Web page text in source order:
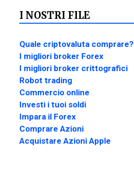
I NOSTRI FILE
Quale criptovaluta comprare?
I migliori broker Forex
I migliori broker crittografici
Robot trading
Commercio online
Investi i tuoi soldi
Impara il Forex
Comprare Azioni
Acquistare Azioni Apple